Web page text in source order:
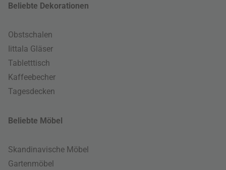
Beliebte Dekorationen
Obstschalen
Iittala Gläser
Tabletttisch
Kaffeebecher
Tagesdecken
Beliebte Möbel
Skandinavische Möbel
Gartenmöbel